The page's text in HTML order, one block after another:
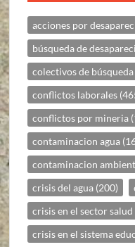
acciones por
búsqueda de
colectivos de
conflictos laborales
conflictos por mineria
contaminacion agua
contaminacion
crisis del agua (200)
crisis en el sector salud
crisis en el sistema